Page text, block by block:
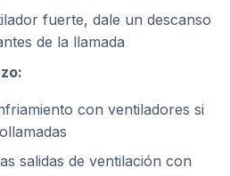
fuerte, dale un descanso
de la llamada
con ventiladores si
salidas de ventilación con